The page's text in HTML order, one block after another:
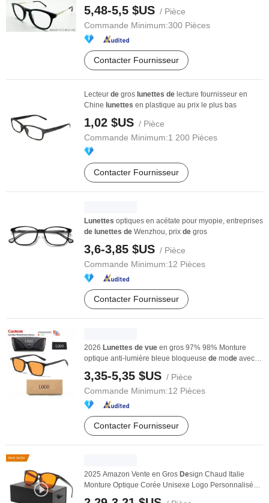
5,48-5,5 $US / Pièce
Commande Minimum:300 Pièces
Contacter Fournisseur
Lecteur de gros lunettes de lecture fournisseur en
Chine lunettes en plastique au prix le plus bas
1,02 $US / Pièce
Commande Minimum:1 200 Pièces
Contacter Fournisseur
Lunettes optiques en acétate pour myopie, entreprises
de lunettes de Wenzhou, prix de gros
3,6-3,85 $US / Pièce
Commande Minimum:12 Pièces
Contacter Fournisseur
2026 Lunettes de vue en gros 97% 98% Monture
optique anti-lumière bleue bloqueuse de mode avec
3,35-5,35 $US / Pièce
Commande Minimum:12 Pièces
Contacter Fournisseur
2025 Amazon Vente en Gros Design Chaud Italie
Monture Optique Corée Unisexe Logo Personnalisé